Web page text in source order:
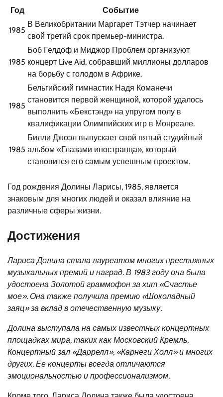
Год
Событие
1985
В Великобритании Маргарет Тэтчер начинает
свой третий срок премьер-министра.
1985
Боб Гелдоф и Миджор Проблем организуют
концерт Live Aid, собравший миллионы долларов
на борьбу с голодом в Африке.
1985
Бельгийский гимнастик Надя Команечи
становится первой женщиной, которой удалось
выполнить «Бекстэнд» на упругом полу в
квалификации Олимпийских игр в Монреале.
1985
Билли Джоэл выпускает свой пятый студийный
альбом «Глазами иностранца», который
становится его самым успешным проектом.
Год рождения Долины Ларисы, 1985, является
знаковым для многих людей и оказал влияние на
различные сферы жизни.
Достижения
Лариса Долина стала лауреатом многих престижных
музыкальных премий и наград. В 1983 году она была
удостоена Золотой граммофон за хит «Счастье
мое». Она также получила премию «Шоколадный
заяц» за вклад в отечественную музыку.
Долина выступала на самых известных концертных
площадках мира, таких как Московский Кремль,
Концертный зал «Даррелл», «Карнеги Холл» и многих
других. Ее концерты всегда отличаются
эмоциональностью и профессионализмом.